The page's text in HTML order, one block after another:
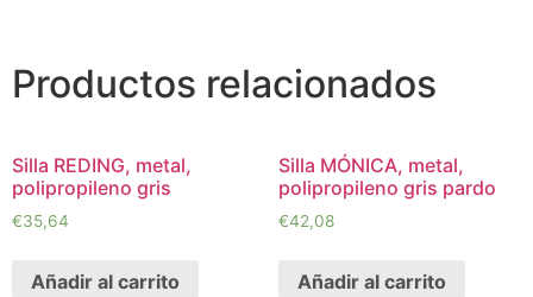
Productos relacionados
Silla REDING, metal,
polipropileno gris
€35,64
Añadir al carrito
Silla MÓNICA, metal,
polipropileno gris pardo
€42,08
Añadir al carrito